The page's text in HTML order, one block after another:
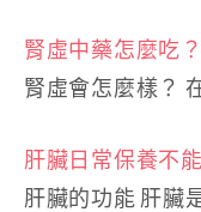
腎虛中藥怎麼吃
腎虛會怎麼樣？
肝臟日常保養不
肝臟的功能 肝臟